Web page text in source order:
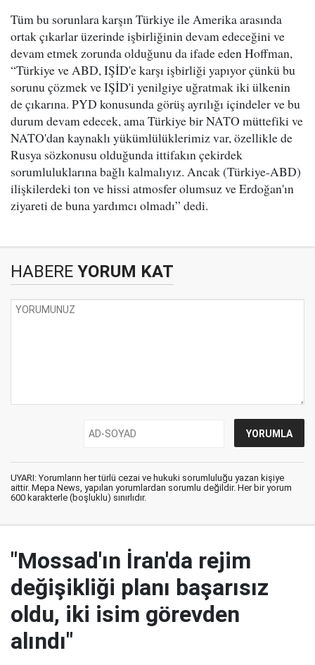
Tüm bu sorunlara karşın Türkiye ile Amerika arasında
ortak çıkarlar üzerinde işbirliğinin devam edeceğini ve
devam etmek zorunda olduğunu da ifade eden Hoffman,
“Türkiye ve ABD, IŞİD'e karşı işbirliği yapıyor çünkü bu
sorunu çözmek ve IŞİD'i yenilgiye uğratmak iki ülkenin
de çıkarına. PYD konusunda görüş ayrılığı içindeler ve bu
durum devam edecek, ama Türkiye bir NATO müttefiki ve
NATO'dan kaynaklı yükümlülüklerimiz var, özellikle de
Rusya sözkonusu olduğunda ittifakın çekirdek
sorumluluklarına bağlı kalmalıyız. Ancak (Türkiye-ABD)
ilişkilerdeki ton ve hissi atmosfer olumsuz ve Erdoğan'ın
ziyareti de buna yardımcı olmadı” dedi.
HABERE YORUM KAT
UYARI: Yorumların her türlü cezai ve hukuki sorumluluğu yazan kişiye
aittir. Mepa News, yapılan yorumlardan sorumlu değildir. Her bir yorum
600 karakterle (boşluklu) sınırlıdır.
"Mossad'ın İran'da rejim
değişikliği planı başarısız
oldu, iki isim görevden
alındı"